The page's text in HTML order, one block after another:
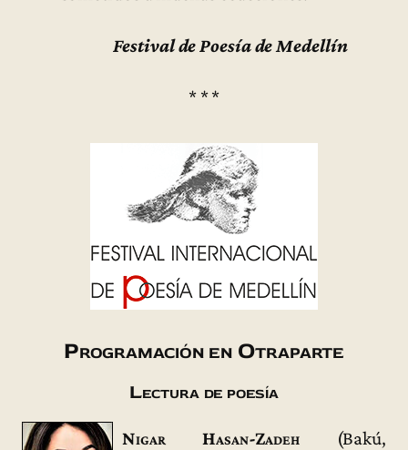
Festival de Poesía de Medellín
* * *
Programación en Otraparte
Lectura de poesía
Nigar Hasan-Zadeh (Bakú,